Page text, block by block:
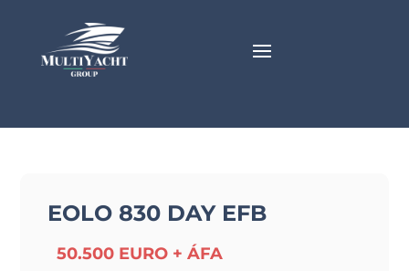
EOLO 830 DAY EFB
50.500 EURO + ÁFA